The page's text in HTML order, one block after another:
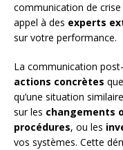
communication de crise
appel à des experts
sur votre performance.
La communication
actions concrètes
qu’une situation
sur les changements
procédures, ou les
vos systèmes. Cette